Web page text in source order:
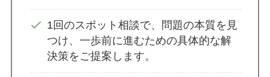
1回のスポット相談で、問題の本質を見
つけ、一歩前に進むための具体的な解
決策をご提案します。